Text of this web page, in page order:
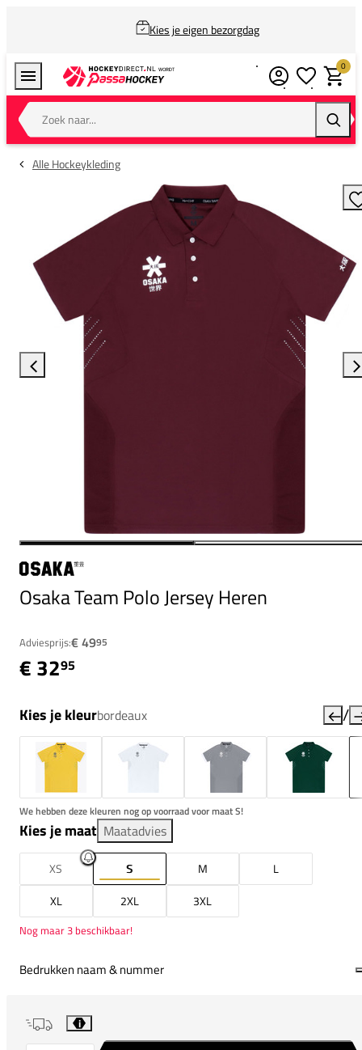
Kies je eigen bezorgdag
Zoek naar...
0
Alle Hockeykleding
Osaka Team Polo Jersey Heren
Adviesprijs:€ 4995
€ 3295
Kies je kleurbordeaux /
We hebben deze kleuren nog op voorraad voor maat S!
Kies je maat Maatadvies
XS S M
L
XL
2XL 3XL
Nog maar 3 beschikbaar!
Bedrukken naam & nummer
i